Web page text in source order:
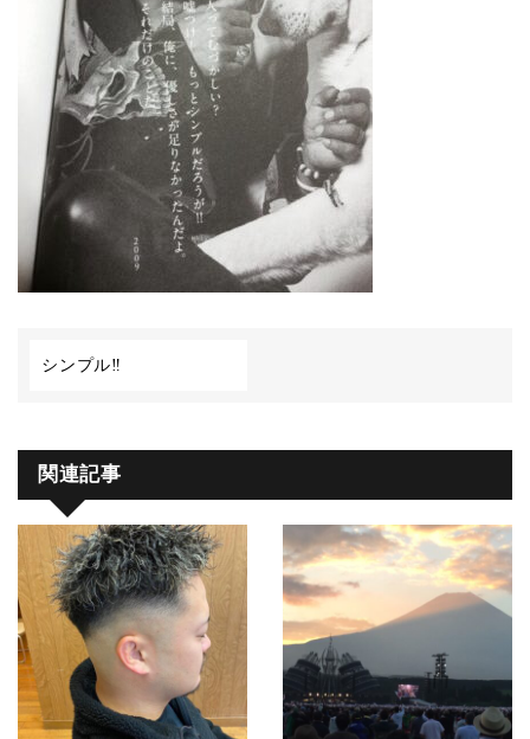
シンプル‼︎
関連記事